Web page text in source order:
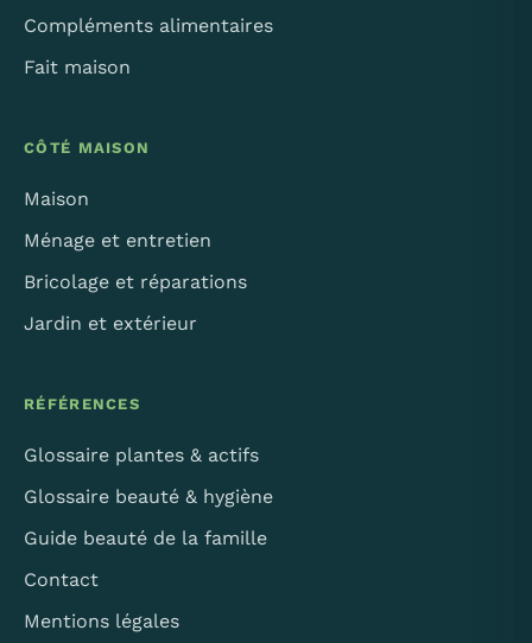
Compléments alimentaires
Fait maison
CÔTÉ MAISON
Maison
Ménage et entretien
Bricolage et réparations
Jardin et extérieur
RÉFÉRENCES
Glossaire plantes & actifs
Glossaire beauté & hygiène
Guide beauté de la famille
Contact
Mentions légales